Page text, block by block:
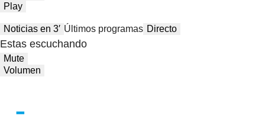
Play
Noticias en 3′ Últimos programas Directo
Estas escuchando
Mute
Volumen